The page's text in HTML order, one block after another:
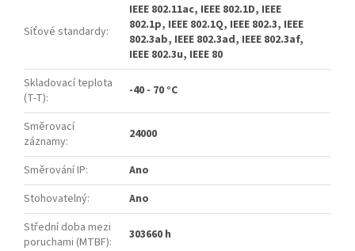
Síťové standardy:
IEEE 802.11ac, IEEE 802.1D, IEEE
802.1p, IEEE 802.1Q, IEEE 802.3, IEEE
802.3ab, IEEE 802.3ad, IEEE 802.3af,
IEEE 802.3u, IEEE 80
Skladovací teplota
(T-T): -40 - 70 °C
Směrovací
záznamy: 24000
Směrování IP:
Ano
Stohovatelný:
Ano
Střední doba mezi
poruchami (MTBF): 303660 h